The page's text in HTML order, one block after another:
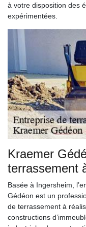
à votre disposition des
expérimentées.
Kraemer
terrassement
Basée à Ingersheim,
Gédéon est un
de terrassement à
constructions